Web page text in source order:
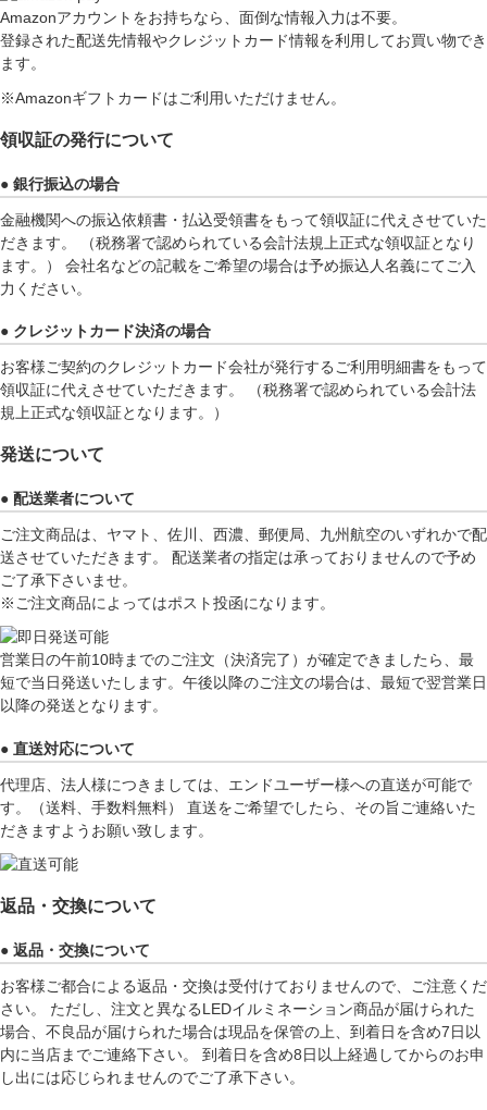
Amazonアカウントをお持ちなら、面倒な情報入力は不要。
登録された配送先情報やクレジットカード情報を利用してお買い物でき
ます。
※Amazonギフトカードはご利用いただけません。
領収証の発行について
● 銀行振込の場合
金融機関への振込依頼書・払込受領書をもって領収証に代えさせていた
だきます。 （税務署で認められている会計法規上正式な領収証となり
ます。） 会社名などの記載をご希望の場合は予め振込人名義にてご入
力ください。
● クレジットカード決済の場合
お客様ご契約のクレジットカード会社が発行するご利用明細書をもって
領収証に代えさせていただきます。 （税務署で認められている会計法
規上正式な領収証となります。）
発送について
● 配送業者について
ご注文商品は、ヤマト、佐川、西濃、郵便局、九州航空のいずれかで配
送させていただきます。 配送業者の指定は承っておりませんので予め
ご了承下さいませ。
※ご注文商品によってはポスト投函になります。
営業日の午前10時までのご注文（決済完了）が確定できましたら、最
短で当日発送いたします。午後以降のご注文の場合は、最短で翌営業日
以降の発送となります。
● 直送対応について
代理店、法人様につきましては、エンドユーザー様への直送が可能で
す。（送料、手数料無料） 直送をご希望でしたら、その旨ご連絡いた
だきますようお願い致します。
返品・交換について
● 返品・交換について
お客様ご都合による返品・交換は受付けておりませんので、ご注意くだ
さい。 ただし、注文と異なるLEDイルミネーション商品が届けられた
場合、不良品が届けられた場合は現品を保管の上、到着日を含め7日以
内に当店までご連絡下さい。 到着日を含め8日以上経過してからのお申
し出には応じられませんのでご了承下さい。